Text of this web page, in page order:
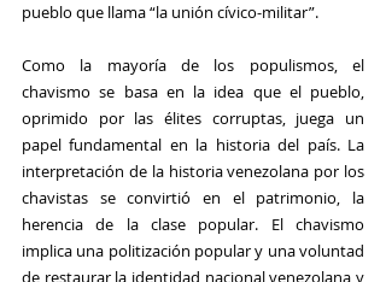
pueblo que llama “la unión cívico-militar”.
Como la mayoría de los populismos, el
chavismo se basa en la idea que el pueblo,
oprimido por las élites corruptas, juega un
papel fundamental en la historia del país. La
interpretación de la historia venezolana por los
chavistas se convirtió en el patrimonio, la
herencia de la clase popular. El chavismo
implica una politización popular y una voluntad
de restaurar la identidad nacional venezolana y